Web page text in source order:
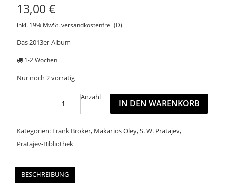
13,00€
inkl. 19% MwSt. versandkostenfrei (D)
Das 2013er-Album
1-2 Wochen
Nur noch 2 vorrätig
Anzahl
IN DEN WARENKORB
Kategorien: Frank Bröker, Makarios Oley,S. W. Pratajev,
Pratajev-Bibliothek
BESCHREIBUNG